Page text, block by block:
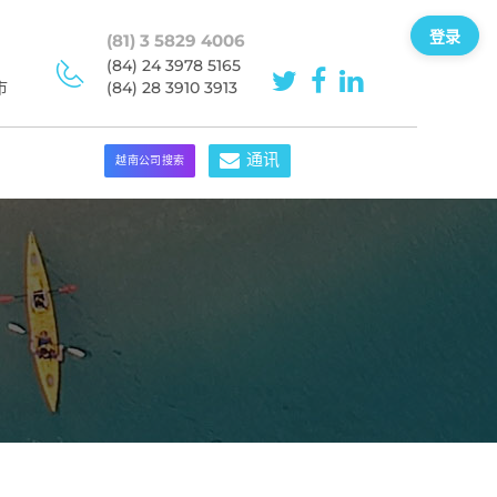
(81) 3 5829 4006
(84) 24 3978 5165
(84) 28 3910 3913
越南公司搜索 通讯
登录